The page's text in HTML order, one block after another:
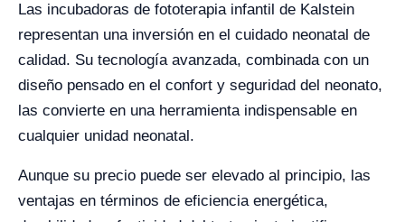
Las incubadoras de fototerapia infantil de Kalstein
representan una inversión en el cuidado neonatal de
calidad. Su tecnología avanzada, combinada con un
diseño pensado en el confort y seguridad del neonato,
las convierte en una herramienta indispensable en
cualquier unidad neonatal.
Aunque su precio puede ser elevado al principio, las
ventajas en términos de eficiencia energética,